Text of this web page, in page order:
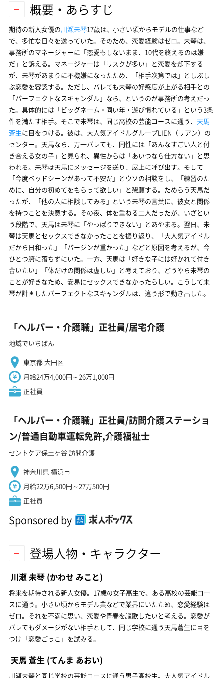
概要・あらすじ
期待の新人女優の川瀬未琴17歳は、小さい頃からモデルの仕事など
で、多忙な日々を送っていた。そのため、恋愛経験はゼロ。未琴は、
事務所のマネージャーに「恋愛もしないまま、10代を終えるのは嫌
だ」と訴える。マネージャーは「リスクが多い」と恋愛を却下する
が、未琴があまりに不機嫌になったため、「相手次第では」としぶし
ぶ恋愛を容認する。ただし、バレても未琴の好感度が上がる相手との
「パーフェクトなスキャンダル」なら、というのが事務所の考えだっ
た。具体的には「ビッグネーム・同い年・遊び慣れている」という3条
件を満たす相手。そこで未琴は、同じ高校の芸能コースに通う、 天馬
蒼生に目をつける。彼は、大人気アイドルグループLIEN（リアン）の
センター。天馬なら、万一バレても、同性には「あんなすごい人と付
き合える女の子」と見られ、異性からは「あいつなら仕方ない」と思
われる。未琴は天馬にメッセージを送り、屋上に呼び出す。そして
「今度ベッドシーンがあって不安だ」とウソの相談をし、「練習のた
めに、自分の初めてをもらって欲しい」と懇願する。ためらう天馬だ
ったが、「他の人に相談してみる」という未琴の言葉に、彼女と関係
を持つことを決意する。その夜、体を重ねる二人だったが、いざとい
う段階で、天馬は未琴に「やっぱりできない」とあやまる。翌日、未
琴は天馬とセックスできなかったことを振り返り、「大人気アイドル
だから日和った」「バージンが重かった」などと原因を考えるが、今
ひとつ腑に落ちずにいた。一方、天馬は「好きな子には好かれて付き
合いたい」「体だけの関係は虚しい」と考えており、どうやら未琴の
ことが好きなため、安易にセックスできなかったらしい。こうして未
琴が計画したパーフェクトなスキャンダルは、違う形で動き出した。
「ヘルパー・介護職」正社員/居宅介護
地域でいちばん
東京都 大田区
月給24万4,000円～26万1,000円
正社員
「ヘルパー・介護職」正社員/訪問介護ステーショ
ン/普通自動車運転免許,介護福祉士
セントケア保土ヶ谷 訪問介護
神奈川県 横浜市
月給22万6,500円～27万500円
正社員
Sponsored by
登場人物・キャラクター
川瀬 未琴 (かわせ みこと)
将来を期待される新人女優。17歳の女子高生で、ある高校の芸能コー
スに通う。小さい頃からモデル業などで業界にいたため、恋愛経験は
ゼロ。それを不満に思い、恋愛や青春を謳歌したいと考える。恋愛が
バレてもダメージがない相手として、同じ学校に通う天馬蒼生に目を
つけ「恋愛ごっこ」を試みる。
天馬 蒼生 (てんま あおい)
川瀬未琴と同じ学校の芸能コースに通う男子高校生。大人気アイドル